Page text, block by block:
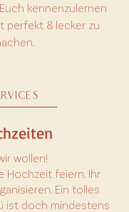
kennenzulernen
perfekt & lecker zu
wollen!
Hochzeit feiern. Ihr
Ein tolles
ist doch mindestens